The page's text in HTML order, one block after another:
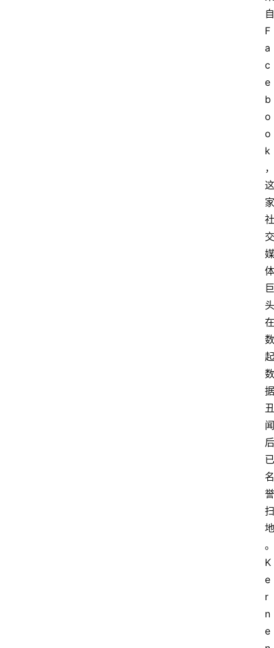
自
F
a
c
e
b
o
o
k
，
这
家
社
交
媒
体
巨
头
在
数
起
数
据
丑
闻
后
已
名
誉
扫
地
。
K
e
r
n
e